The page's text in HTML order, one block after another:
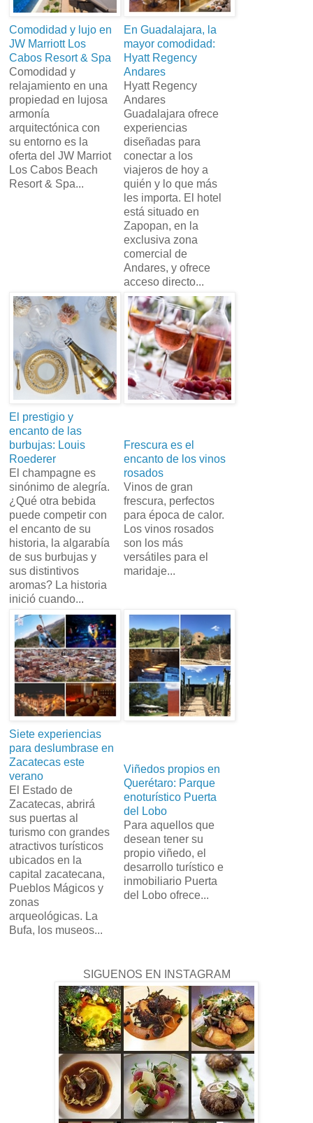
Comodidad y lujo en
JW Marriott Los
Cabos Resort & Spa
Comodidad y
relajamiento en una
propiedad en lujosa
armonía
arquitectónica con
su entorno es la
oferta del JW Marriot
Los Cabos Beach
Resort & Spa...
En Guadalajara, la
mayor comodidad:
Hyatt Regency
Andares
Hyatt Regency
Andares
Guadalajara ofrece
experiencias
diseñadas para
conectar a los
viajeros de hoy a
quién y lo que más
les importa. El hotel
está situado en
Zapopan, en la
exclusiva zona
comercial de
Andares, y ofrece
acceso directo...
El prestigio y
encanto de las
burbujas: Louis
Roederer
El champagne es
sinónimo de alegría.
¿Qué otra bebida
puede competir con
el encanto de su
historia, la algarabía
de sus burbujas y
sus distintivos
aromas? La historia
inició cuando...
Frescura es el
encanto de los vinos
rosados
Vinos de gran
frescura, perfectos
para época de calor.
Los vinos rosados
son los más
versátiles para el
maridaje...
Siete experiencias
para deslumbrase en
Zacatecas este
verano
El Estado de
Zacatecas, abrirá
sus puertas al
turismo con grandes
atractivos turísticos
ubicados en la
capital zacatecana,
Pueblos Mágicos y
zonas
arqueológicas. La
Bufa, los museos...
Viñedos propios en
Querétaro: Parque
enoturístico Puerta
del Lobo
Para aquellos que
desean tener su
propio viñedo, el
desarrollo turístico e
inmobiliario Puerta
del Lobo ofrece...
SIGUENOS EN INSTAGRAM